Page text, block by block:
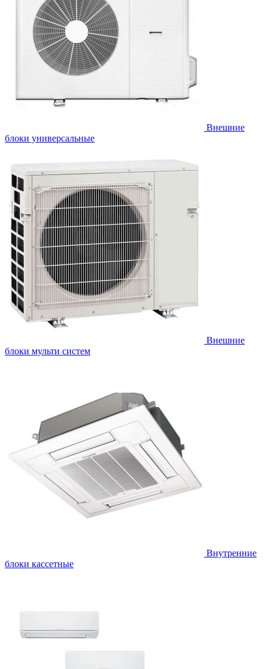
Внешние
блоки универсальные
Внешние
блоки мульти систем
Внутренние
блоки кассетные